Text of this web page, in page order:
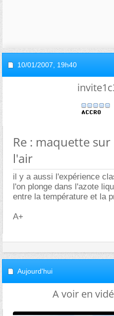
10/01/2007, 19h40
Re : maquette
l'air
il y a aussi l'expérience
l'on plonge dans l'azote
entre la température et la
A+
Aujourd'hui
A voir en